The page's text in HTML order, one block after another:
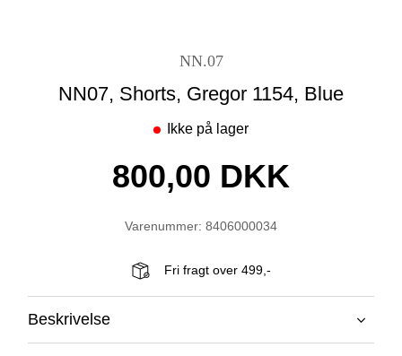
NN.07
NN07, Shorts, Gregor 1154, Blue
Ikke på lager
800,00 DKK
Varenummer: 8406000034
Fri fragt over 499,-
Beskrivelse